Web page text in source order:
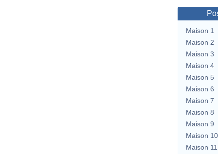
Maison 1
Maison 2
Maison 3
Maison 4
Maison 5
Maison 6
Maison 7
Maison 8
Maison 9
Maison 10
Maison 11